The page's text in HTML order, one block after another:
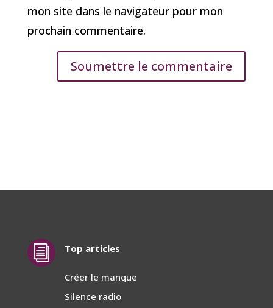
mon site dans le navigateur pour mon
prochain commentaire.
Soumettre le commentaire
i Top articles
Créer le manque
Silence radio